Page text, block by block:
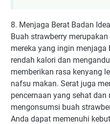
8. Menjaga Berat Badan
Buah strawberry
mereka yang ingin menjaga
rendah kalori dan
memberikan rasa kenyang
nafsu makan. Serat juga
pencernaan yang sehat
mengonsumsi buah
Anda dapat memenuhi